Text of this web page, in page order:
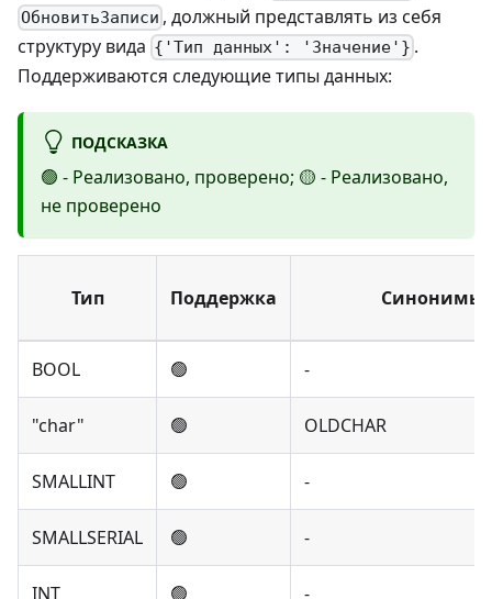
ОбновитьЗаписи , должный представлять из себя
структуру вида {'Тип данных': 'Значение'} .
Поддерживаются следующие типы данных:
ПОДСКАЗКА
🟢 - Реализовано, проверено; 🟡 - Реализовано,
не проверено
Тип Поддержка Синонимы
BOOL 🟢 -
"char" 🟢 OLDCHAR
SMALLINT 🟢 -
SMALLSERIAL 🟢 -
INT 🟢 -